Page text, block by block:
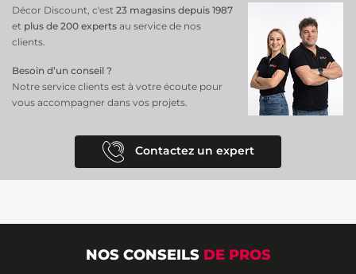
Décor Discount, c'est 23 magasins depuis 1987
et plus de 200 experts au service de nos
clients.
Besoin d’un conseil ?
Notre service clients est à votre écoute pour
vous accompagner dans vos projets.
Contactez un expert
NOS CONSEILS DE PROS